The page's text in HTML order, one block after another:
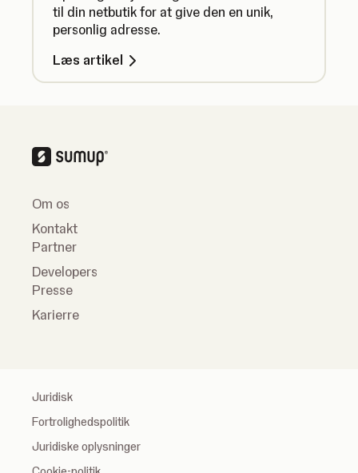
til din netbutik for at give den en unik,
personlig adresse.
Læs artikel
Om os
Kontakt
Partner
Developers
Presse
Karierre
Juridisk
Fortrolighedspolitik
Juridiske oplysninger